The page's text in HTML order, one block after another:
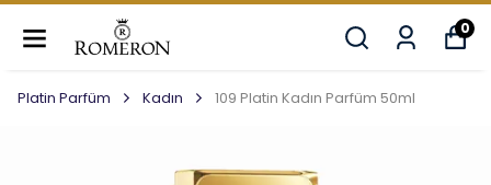
0
Platin Parfüm Kadın 109 Platin Kadın Parfüm 50ml